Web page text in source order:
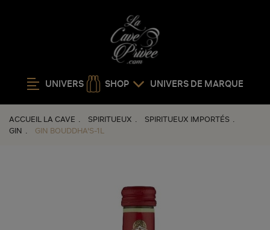
UNIVERS SHOP UNIVERS DE MARQUE
ACCUEIL LA CAVE SPIRITUEUX
SPIRITUEUX IMPORTÉS
GIN
GIN BOUDDHA'S-1L